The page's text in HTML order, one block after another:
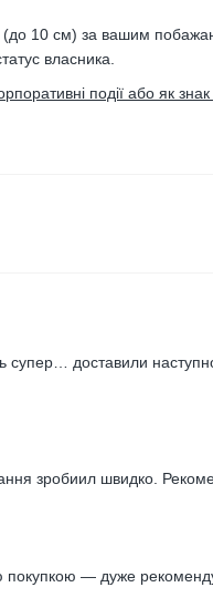
(до 10 см) за вашим
власника.
події або як
супер… доставили
зробиил швидко.
покупкою — дуже